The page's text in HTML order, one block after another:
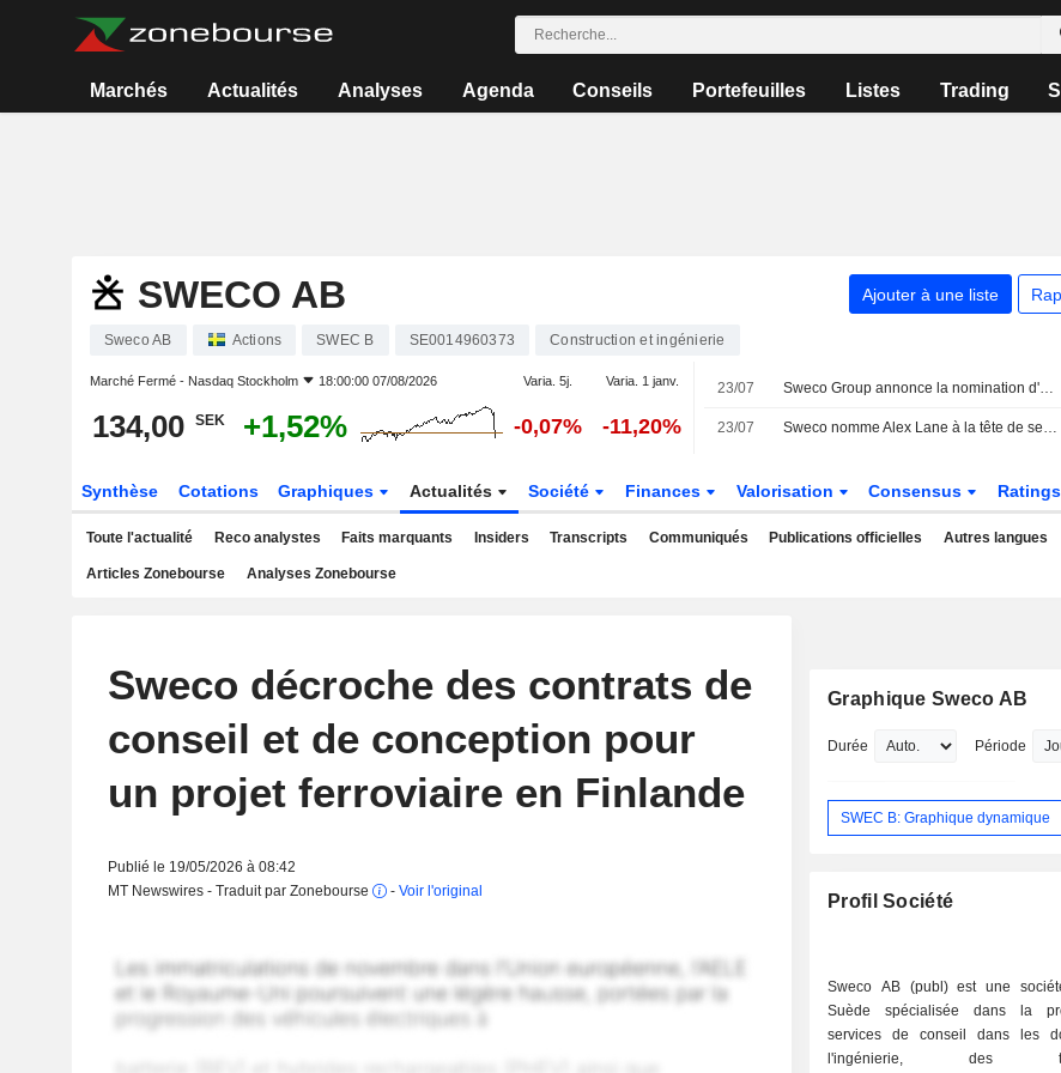
Marchés Actualités Analyses Agenda Conseils Portefeuilles Listes Trading
SWECO AB Ajouter à une liste
Sweco AB Actions SWEC B SE0014960373 Construction et ingénierie
Marché Fermé - Nasdaq Stockholm 18:00:00 07/08/2026 Varia. 5j. Varia. 1 janv.
134,00 SEK +1,52% -0,07% -11,20%
23/07 Sweco Group annonce la nomination d'Alex Lane au poste de président de Sweco UK et membre du comité de direction du groupe, à compter du 1er octobre 2026
23/07 Sweco nomme Alex Lane à la tête de ses activités au Royaume-Uni
Synthèse Cotations Graphiques Actualités Société Finances Valorisation Consensus Ratings
Toute l'actualité Reco analystes Faits marquants Insiders Transcripts Communiqués Publications officielles Autres langues
Articles Zonebourse Analyses Zonebourse
Sweco décroche des contrats de
conseil et de conception pour
un projet ferroviaire en Finlande
Publié le 19/05/2026 à 08:42
MT Newswires - Traduit par Zonebourse
- Voir l'original
Graphique Sweco AB
Durée Période
SWEC B: Graphique dynamique
Profil Société
Sweco AB (publ) est une
Suède spécialisée dans la
services de conseil dans les
l'ingénierie, des